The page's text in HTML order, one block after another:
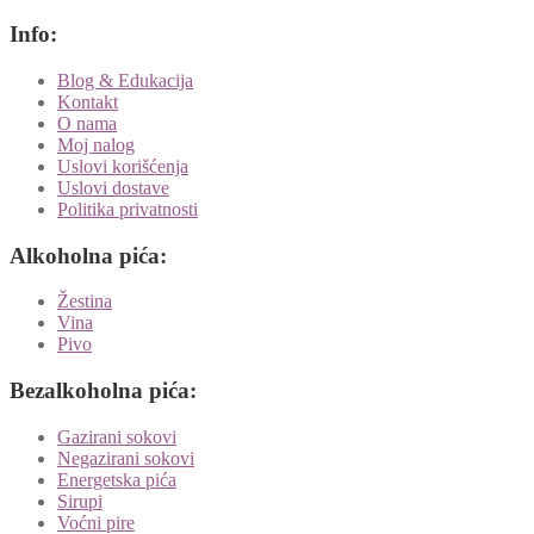
Info:
Blog & Edukacija
Kontakt
O nama
Moj nalog
Uslovi korišćenja
Uslovi dostave
Politika privatnosti
Alkoholna pića:
Žestina
Vina
Pivo
Bezalkoholna pića:
Gazirani sokovi
Negazirani sokovi
Energetska pića
Sirupi
Voćni pire